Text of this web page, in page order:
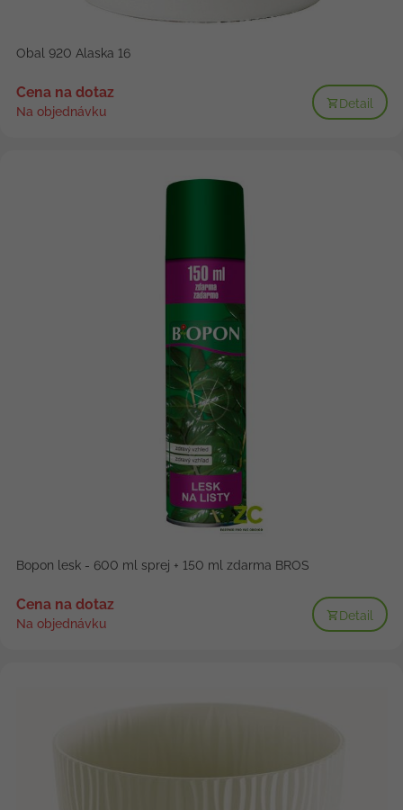
Obal 920 Alaska 16
Cena na dotaz
Na objednávku
Detail
Bopon lesk - 600 ml sprej + 150 ml zdarma BROS
Cena na dotaz
Na objednávku
Detail